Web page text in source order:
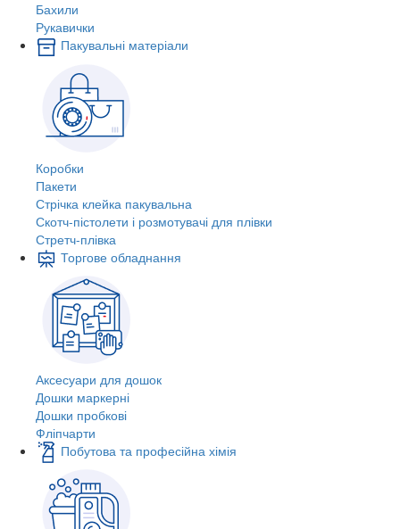
Бахили
Рукавички
Пакувальні матеріали
Коробки
Пакети
Стрічка клейка пакувальна
Скотч-пістолети і розмотувачі для плівки
Стретч-плівка
Торгове обладнання
Аксесуари для дошок
Дошки маркерні
Дошки пробкові
Фліпчарти
Побутова та професійна хімія